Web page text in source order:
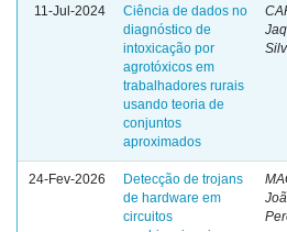
11-Jul-2024
Ciência de dados no
diagnóstico de
intoxicação por
agrotóxicos em
trabalhadores rurais
usando teoria de
conjuntos
aproximados
24-Fev-2026
Detecção de trojans
de hardware em
circuitos